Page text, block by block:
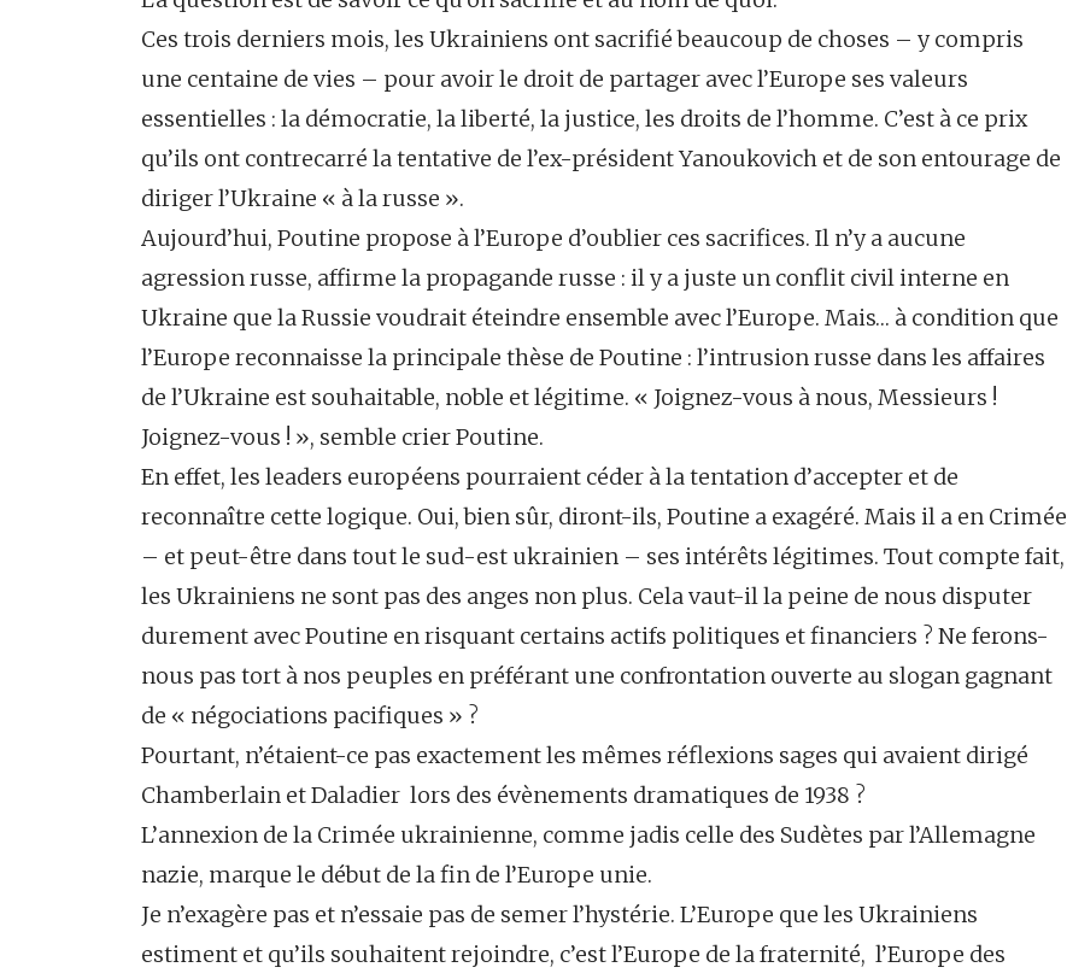
Ces trois derniers mois, les Ukrainiens ont sacrifié beaucoup de choses – y compris
une centaine de vies – pour avoir le droit de partager avec l’Europe ses valeurs
essentielles : la démocratie, la liberté, la justice, les droits de l’homme. C’est à ce prix
qu’ils ont contrecarré la tentative de l’ex-président Yanoukovich et de son entourage de
diriger l’Ukraine « à la russe ».
Aujourd’hui, Poutine propose à l’Europe d’oublier ces sacrifices. Il n’y a aucune
agression russe, affirme la propagande russe : il y a juste un conflit civil interne en
Ukraine que la Russie voudrait éteindre ensemble avec l’Europe. Mais… à condition que
l’Europe reconnaisse la principale thèse de Poutine : l’intrusion russe dans les affaires
de l’Ukraine est souhaitable, noble et légitime. « Joignez-vous à nous, Messieurs !
Joignez-vous ! », semble crier Poutine.
En effet, les leaders européens pourraient céder à la tentation d’accepter et de
reconnaître cette logique. Oui, bien sûr, diront-ils, Poutine a exagéré. Mais il a en Crimée
– et peut-être dans tout le sud-est ukrainien – ses intérêts légitimes. Tout compte fait,
les Ukrainiens ne sont pas des anges non plus. Cela vaut-il la peine de nous disputer
durement avec Poutine en risquant certains actifs politiques et financiers ? Ne ferons-
nous pas tort à nos peuples en préférant une confrontation ouverte au slogan gagnant
de « négociations pacifiques » ?
Pourtant, n’étaient-ce pas exactement les mêmes réflexions sages qui avaient dirigé
Chamberlain et Daladier lors des évènements dramatiques de 1938 ?
L’annexion de la Crimée ukrainienne, comme jadis celle des Sudètes par l’Allemagne
nazie, marque le début de la fin de l’Europe unie.
Je n’exagère pas et n’essaie pas de semer l’hystérie. L’Europe que les Ukrainiens
estiment et qu’ils souhaitent rejoindre, c’est l’Europe de la fraternité, l’Europe des